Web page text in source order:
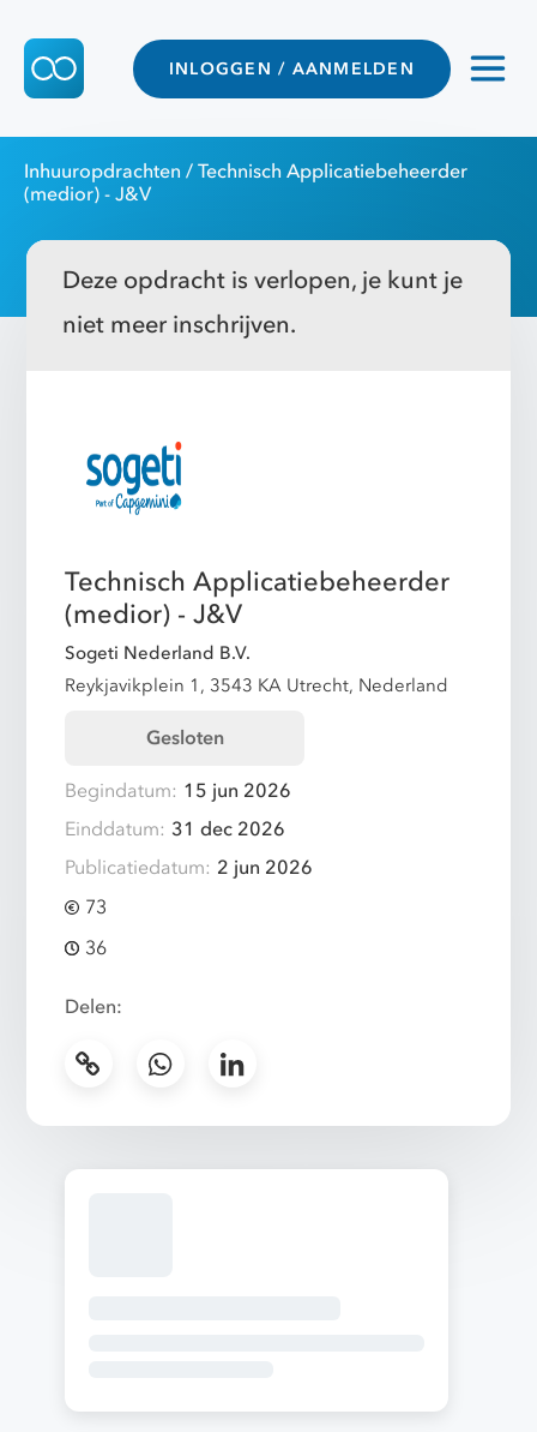
INLOGGEN / AANMELDEN
Inhuuropdrachten / Technisch Applicatiebeheerder
(medior) - J&V
Deze opdracht is verlopen, je kunt je
niet meer inschrijven.
Technisch Applicatiebeheerder
(medior) - J&V
Sogeti Nederland B.V.
Reykjavikplein 1, 3543 KA Utrecht, Nederland
Gesloten
Begindatum: 15 jun 2026
Einddatum: 31 dec 2026
Publicatiedatum: 2 jun 2026
73
36
Delen: